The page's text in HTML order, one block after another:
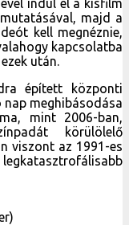
indul el a kisfilm
majd a
kell megnéznie,
kapcsolatba
után.
épített központi
meghibásodása
mint 2006-ban,
körülölelő
viszont az 1991-es